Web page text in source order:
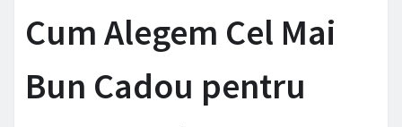
Cum Alegem Cel Mai
Bun Cadou pentru